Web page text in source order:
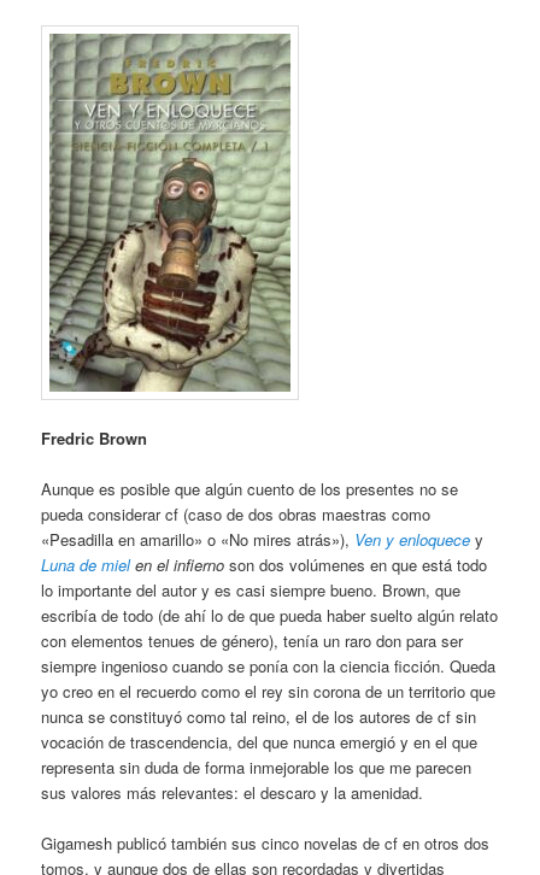
Fredric Brown
Aunque es posible que algún cuento de los presentes no se
pueda considerar cf (caso de dos obras maestras como
«Pesadilla en amarillo» o «No mires atrás»), Ven y enloquecey
Luna de mielen el infierno son dos volúmenes en que está todo
lo importante del autor y es casi siempre bueno. Brown, que
escribía de todo (de ahí lo de que pueda haber suelto algún relato
con elementos tenues de género), tenía un raro don para ser
siempre ingenioso cuando se ponía con la ciencia ficción. Queda
yo creo en el recuerdo como el rey sin corona de un territorio que
nunca se constituyó como tal reino, el de los autores de cf sin
vocación de trascendencia, del que nunca emergió y en el que
representa sin duda de forma inmejorable los que me parecen
sus valores más relevantes: el descaro y la amenidad.
Gigamesh publicó también sus cinco novelas de cf en otros dos
tomos, y aunque dos de ellas son recordadas y divertidas